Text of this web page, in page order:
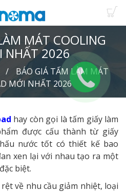
MÁT COOLING
NHẤT 2026
BÁO GIÁ TẤM LÀM MÁT
MỚI NHẤT 2026
hay còn gọi là tấm giấy làm
được cấu thành từ giấy
nước tốt có thiết kế bao
xen lại với nhau tạo ra một
biệt.
về nhu cầu giảm nhiệt, loại